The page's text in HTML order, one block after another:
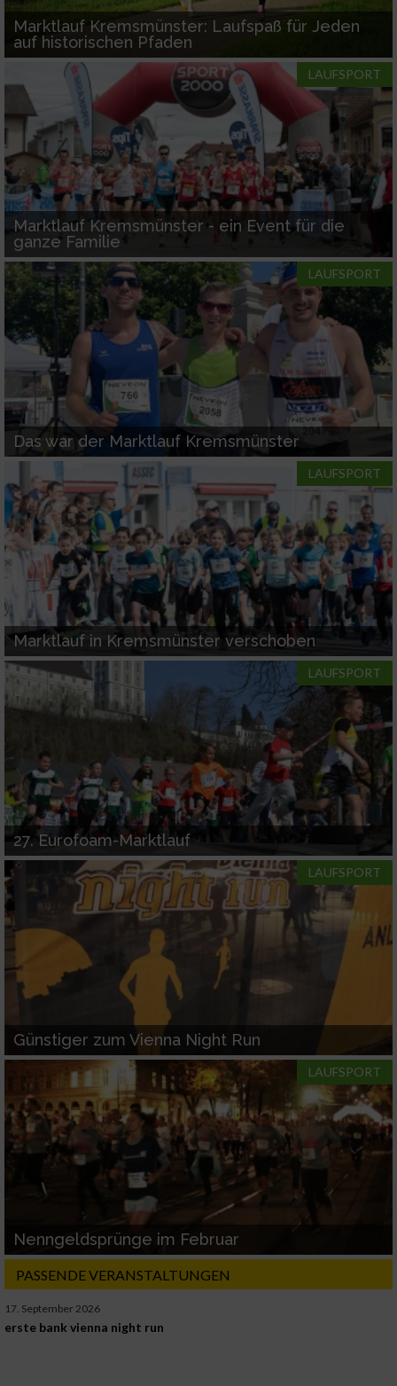
Marktlauf Kremsmünster: Laufspaß für Jeden
auf historischen Pfaden
LAUFSPORT
Marktlauf Kremsmünster - ein Event für die
ganze Familie
LAUFSPORT
Das war der Marktlauf Kremsmünster
LAUFSPORT
Marktlauf in Kremsmünster verschoben
LAUFSPORT
27. Eurofoam-Marktlauf
LAUFSPORT
Günstiger zum Vienna Night Run
LAUFSPORT
Nenngeldsprünge im Februar
PASSENDE VERANSTALTUNGEN
17. September 2026
erste bank vienna night run